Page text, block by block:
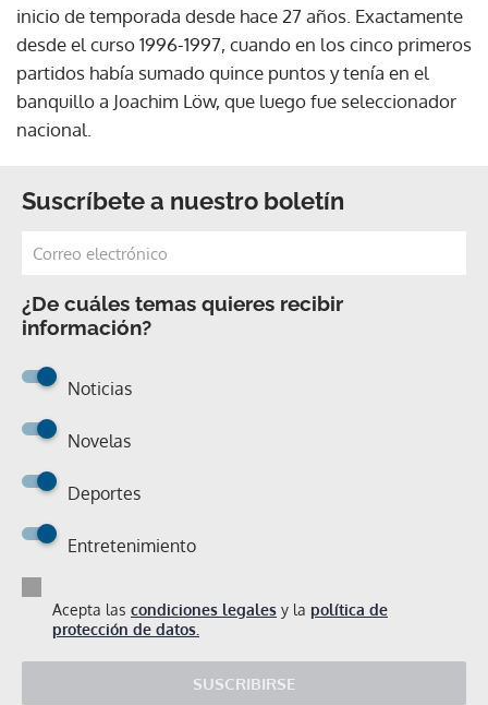
inicio de temporada desde hace 27 años. Exactamente
desde el curso 1996-1997, cuando en los cinco primeros
partidos había sumado quince puntos y tenía en el
banquillo a Joachim Löw, que luego fue seleccionador
nacional.
Suscríbete a nuestro boletín
¿De cuáles temas quieres recibir
información?
Noticias
Novelas
Deportes
Entretenimiento
Acepta las condiciones legales y la política de
protección de datos.
SUSCRIBIRSE